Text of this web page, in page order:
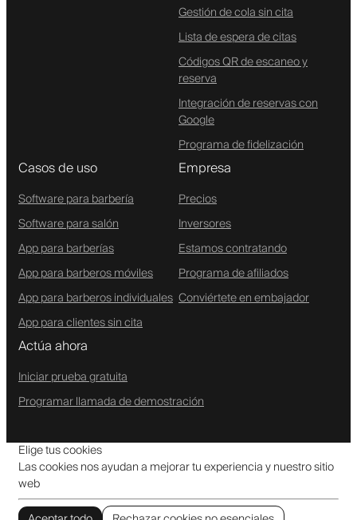
Gestión de cola sin cita
Lista de espera de citas
Códigos QR de escaneo y
reserva
Integración de reservas con
Google
Programa de fidelización
Casos de uso
Software para barbería
Software para salón
App para barberías
App para barberos móviles
App para barberos individuales
App para clientes sin cita
Empresa
Precios
Inversores
Estamos contratando
Programa de afiliados
Conviértete en embajador
Actúa ahora
Iniciar prueba gratuita
Programar llamada de demostración
Elige tus cookies
Las cookies nos ayudan a mejorar tu experiencia y nuestro sitio
web